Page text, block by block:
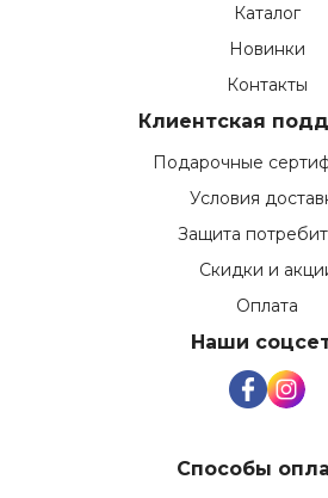
Каталог
Новинки
Контакты
Клиентская
Подарочные
Условия
Защита
Скидки и
Оплата
Наши
Способы